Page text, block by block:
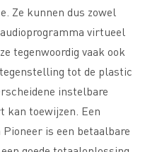
Ze kunnen dus zowel
virtueel
tegenwoordig vaak ook
tot de plastic
instelbare
kan toewijzen. Een
Pioneer is een betaalbare